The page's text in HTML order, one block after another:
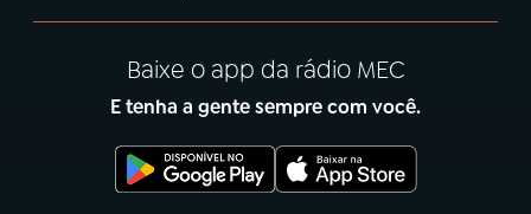
Baixe o app da rádio MEC
E tenha a gente sempre com você.